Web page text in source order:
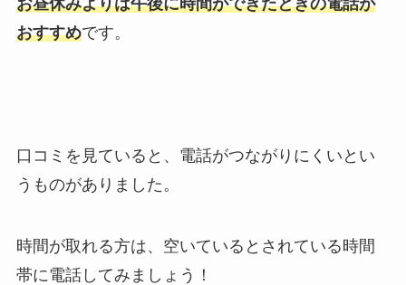
お昼休みよりは午後に時間ができたときの電話が
おすすめです。
口コミを見ていると、電話がつながりにくいとい
うものがありました。
時間が取れる方は、空いているとされている時間
帯に電話してみましょう！